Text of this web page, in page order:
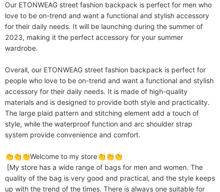
Our ETONWEAG street fashion backpack is perfect for men who
love to be on-trend and want a functional and stylish accessory
for their daily needs. It will be launching during the summer of
2023, making it the perfect accessory for your summer
wardrobe.
Overall, our ETONWEAG street fashion backpack is perfect for
people who love to be on-trend and want a functional and stylish
accessory for their daily needs. It is made of high-quality
materials and is designed to provide both style and practicality.
The large plaid pattern and stitching element add a touch of
style, while the waterproof function and arc shoulder strap
system provide convenience and comfort.
👏👏👏Welcome to my store👏👏👏
quality of the bag is very good and practical, and the style keeps
up with the trend of the times. There is always one suitable for